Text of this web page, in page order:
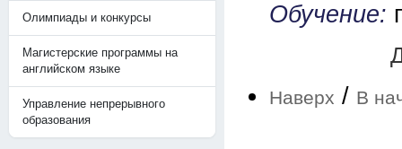
Олимпиады и конкурсы
Магистерские программы на
английском языке
Управление непрерывного
образования
Обучение:
Наверх / В